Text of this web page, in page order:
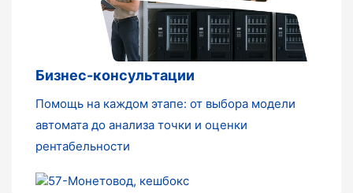
Бизнес-консультации
Помощь на каждом этапе: от выбора модели
автомата до анализа точки и оценки
рентабельности